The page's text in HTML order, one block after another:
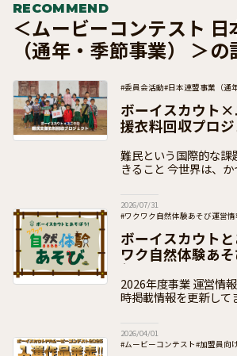
RECOMMEND
＜ムービーコンテスト 日
（通年・季節事業） ＞の
#委員会活動#日本連盟事業（通
ボーイスカウト×
援衣料回収プロ
難民という国際的な課
きること 今世界は、かつてないほど大勢の
千万人もいるのです。
2026/07/31
#ワクワク自然体験あそび運営情
#日本連盟事業（通年・季節事業
ボーイスカウト
ワク自然体験あ
報ページ
2026年度事業 運営情報掲載ページです。 随
時掲載情報を更新して
活動を提供しつつ、
2026/04/01
#ムービーコンテスト#加盟員向